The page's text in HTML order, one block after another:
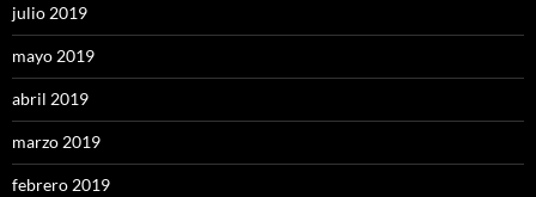
julio 2019
mayo 2019
abril 2019
marzo 2019
febrero 2019